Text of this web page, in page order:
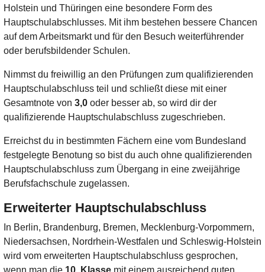
Holstein und Thüringen eine besondere Form des
Hauptschulabschlusses. Mit ihm bestehen bessere Chancen
auf dem Arbeitsmarkt und für den Besuch weiterführender
oder berufsbildender Schulen.
Nimmst du freiwillig an den Prüfungen zum qualifizierenden
Hauptschulabschluss teil und schließt diese mit einer
Gesamtnote von 3,0 oder besser ab, so wird dir der
qualifizierende Hauptschulabschluss zugeschrieben.
Erreichst du in bestimmten Fächern eine vom Bundesland
festgelegte Benotung so bist du auch ohne qualifizierenden
Hauptschulabschluss zum Übergang in eine zweijährige
Berufsfachschule zugelassen.
Erweiterter Hauptschulabschluss
In Berlin, Brandenburg, Bremen, Mecklenburg-Vorpommern,
Niedersachsen, Nordrhein-Westfalen und Schleswig-Holstein
wird vom erweiterten Hauptschulabschluss gesprochen,